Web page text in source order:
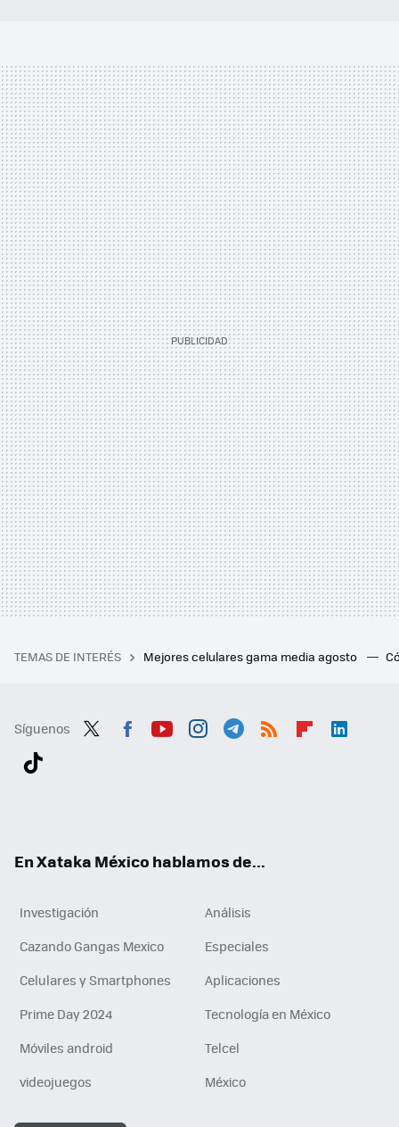
TEMAS DE INTERÉS Mejores celulares gama media agosto
Síguenos
En Xataka México hablamos de...
Investigación
Análisis
Cazando Gangas Mexico
Especiales
Celulares y Smartphones
Aplicaciones
Prime Day 2024
Tecnología en México
Móviles android
Telcel
videojuegos
México